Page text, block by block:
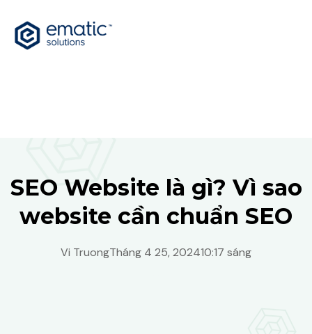
SEO Website là gì? Vì sao
website cần chuẩn SEO
Vi TruongTháng 4 25, 202410:17 sáng